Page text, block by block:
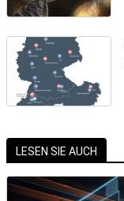
LESEN SIE AUCH